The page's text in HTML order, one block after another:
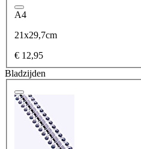
A4
21x29,7cm
€ 12,95
Bladzijden